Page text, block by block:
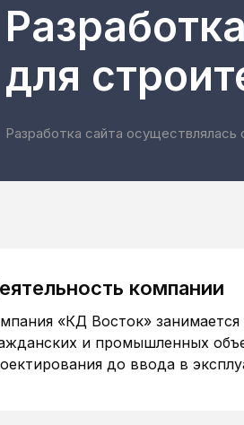
для
Разработка сайта
компании
«КД Восток»
и промышленных
до ввода в